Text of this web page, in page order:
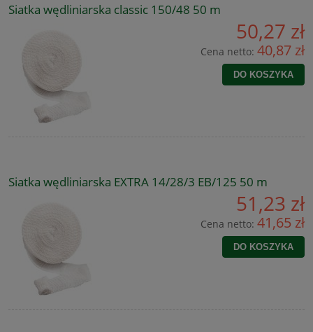
Siatka wędliniarska classic 150/48 50 m
50,27 zł
Cena netto: 40,87 zł
DO KOSZYKA
Siatka wędliniarska EXTRA 14/28/3 EB/125 50 m
51,23 zł
Cena netto: 41,65 zł
DO KOSZYKA